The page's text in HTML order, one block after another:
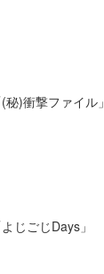
)衝撃ファイル」
じごじDays」